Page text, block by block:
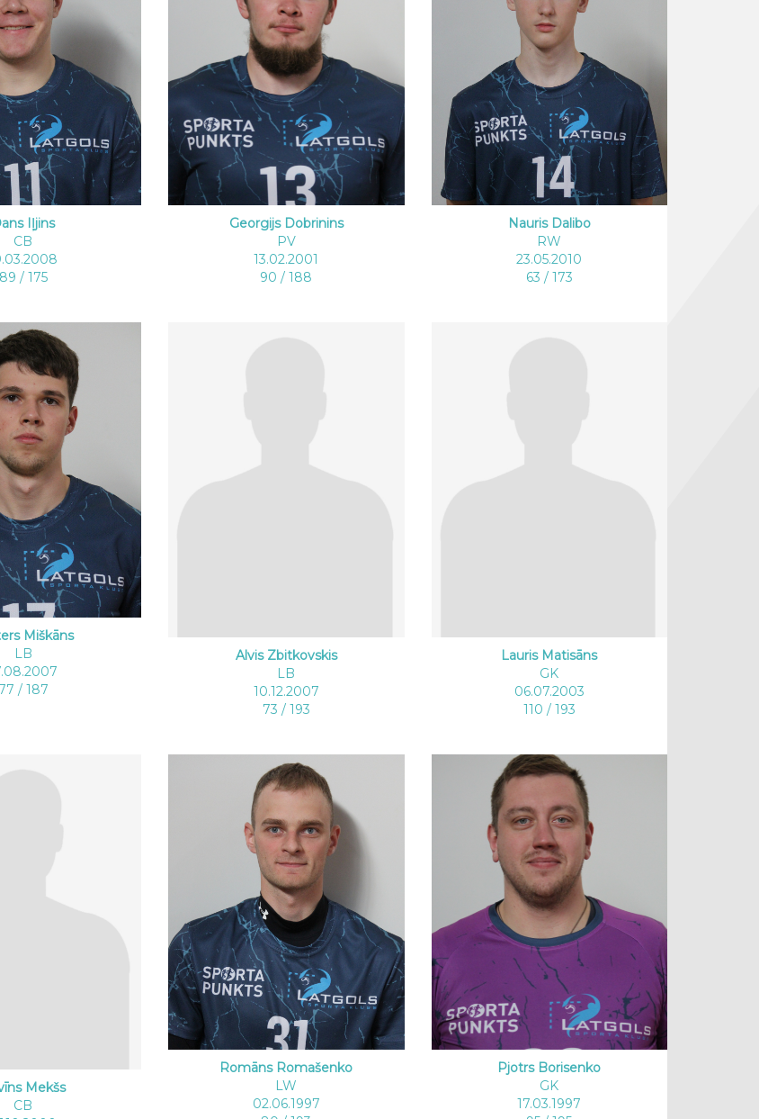
Iļjins
CB
89 / 175
Georgijs Dobrinins
PV
13.02.2001
90 / 188
Nauris Dalibo
RW
23.05.2010
63 / 173
Miškāns
LB
77 / 187
Alvis Zbitkovskis
LB
10.12.2007
73 / 193
Lauris Matisāns
GK
06.07.2003
110 / 193
Mekšs
CB
Romāns Romašenko
LW
02.06.1997
Pjotrs Borisenko
GK
17.03.1997